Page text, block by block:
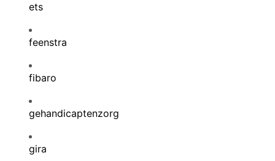
ets
feenstra
fibaro
gehandicaptenzorg
gira